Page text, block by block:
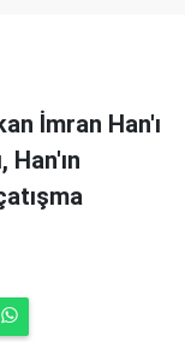
İmran Han'ı